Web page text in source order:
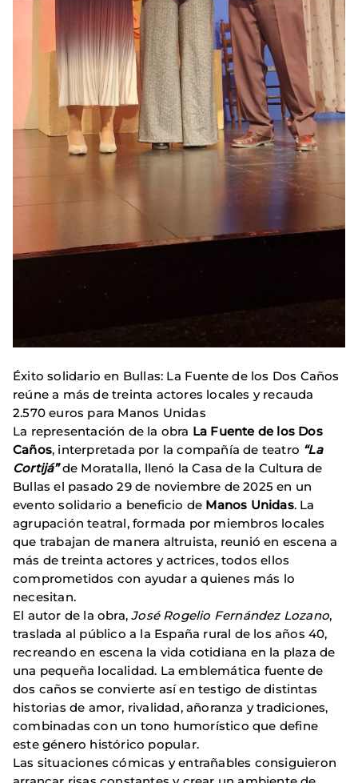
Éxito solidario en Bullas: La Fuente de los Dos Caños
reúne a más de treinta actores locales y recauda
2.570 euros para Manos Unidas
La representación de la obra La Fuente de los Dos
Caños, interpretada por la compañía de teatro “La
Cortijá”de Moratalla, llenó la Casa de la Cultura de
Bullas el pasado 29 de noviembre de 2025 en un
evento solidario a beneficio de Manos Unidas. La
agrupación teatral, formada por miembros locales
que trabajan de manera altruista, reunió en escena a
más de treinta actores y actrices, todos ellos
comprometidos con ayudar a quienes más lo
necesitan.
El autor de la obra,José Rogelio Fernández Lozano,
traslada al público a la España rural de los años 40,
recreando en escena la vida cotidiana en la plaza de
una pequeña localidad. La emblemática fuente de
dos caños se convierte así en testigo de distintas
historias de amor, rivalidad, añoranza y tradiciones,
combinadas con un tono humorístico que define
este género histórico popular.
Las situaciones cómicas y entrañables consiguieron